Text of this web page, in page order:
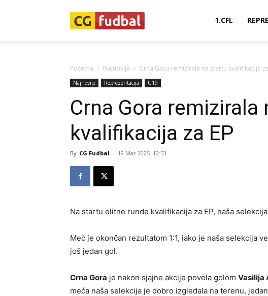
1.CFL
Početna Najnovije Crna Gora remizirala na startu kvalifikacija za
Najnovije Reprezentacija U19
Crna Gora remizirala
kvalifikacija za EP
By CG Fudbal - 19 Mar 2025. 12:53
Na startu elitne runde kvalifikacija za EP, naša
Meč je okončan rezultatom 1:1, iako je naša selekcija
još jedan gol.
Crna Gora je nakon sjajne akcije povela golom Vasilija
meča naša selekcija je dobro izgledala na terenu,